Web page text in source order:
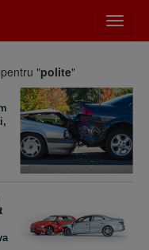
meniu
pentru "polite"